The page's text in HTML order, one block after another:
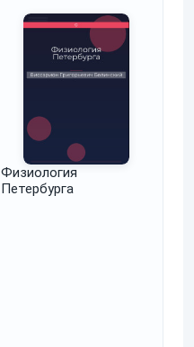
Физиология
Петербурга